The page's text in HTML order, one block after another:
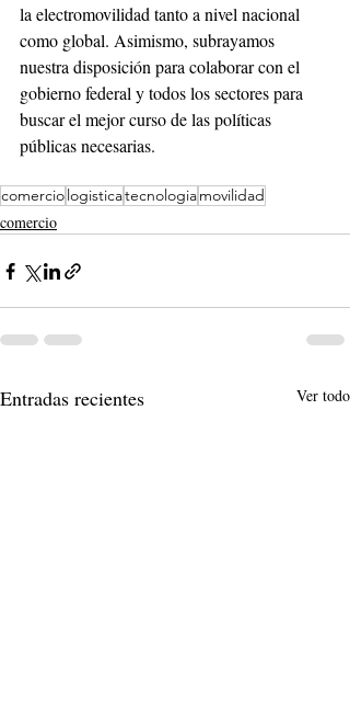
la electromovilidad tanto a nivel nacional
como global. Asimismo, subrayamos
nuestra disposición para colaborar con el
gobierno federal y todos los sectores para
buscar el mejor curso de las políticas
públicas necesarias.
comercio logisticatecnologiamovilidad
comercio
Entradas recientes Ver todo